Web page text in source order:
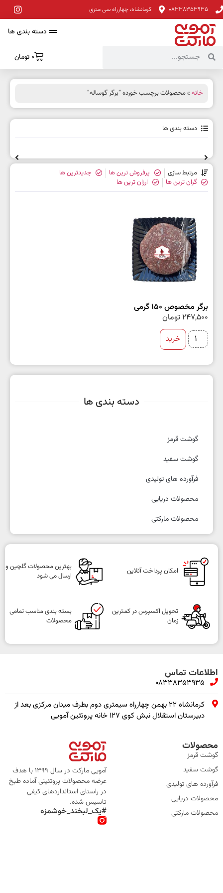
08338353935 کرمانشاه، چهارراه سی متری
دسته بندی ها
0 تومان
دسته بندی ها
گوشت قرمز
گوشت سفید
فرآورده های تولیدی
محصولات دریایی
محصولات مارکتی
خانه » محصولات برچسب خورده “برگر گوساله”
دسته بندی ها
مرتبط سازی پرفروش ترین ها
جدیدترین ها
گران ترین ها
ارزان ترین ها
برگر مخصوص 150 گرمی
247,500 تومان
خرید
امکان پرداخت آنلاین
بهترین محصولات گلچین و
ارسال می شود
تحویل اکسپرس در کمترین
زمان
بسته بندی مناسب تمامی
محصولات
اطلاعات تماس
08338353935
کرمانشاه ۲۲ بهمن چهارراه سیمتری دوم بطرف میدان مرکزی بعد از
دبیرستان استقلال نبش کوی ۱۲۷ خانه پروتئین آمویی
محصولات
گوشت قرمز
گوشت سفید
فرآورده های تولیدی
محصولات دریایی
محصولات مارکتی
آمویی مارکت در سال 1399 با هدف
عرضه محصولات پروتئینی آماده طبخ
در راستای استانداردهای کیفی
تاسیس شده.
#یک_لبخند_خوشمزه